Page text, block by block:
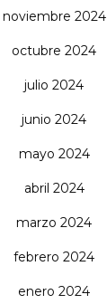
noviembre 2024
octubre 2024
julio 2024
junio 2024
mayo 2024
abril 2024
marzo 2024
febrero 2024
enero 2024